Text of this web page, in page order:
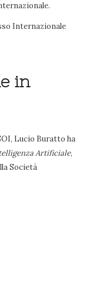
in
Lucio Buratto ha
Artificiale,
Società